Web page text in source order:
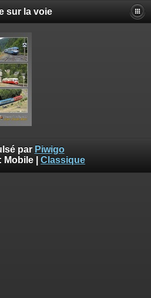
sur la voie
par Piwigo
Mobile Classique